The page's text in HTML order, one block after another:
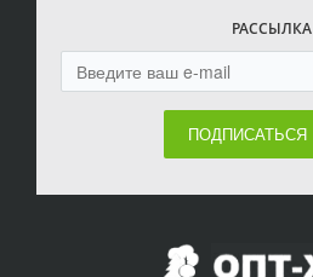
РАССЫЛКА
ПОДПИСАТЬСЯ